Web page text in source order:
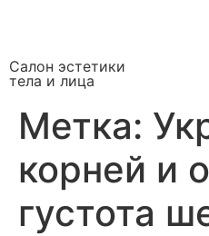
Салон эстетики
тела и лица
Метка:
корней и
густота